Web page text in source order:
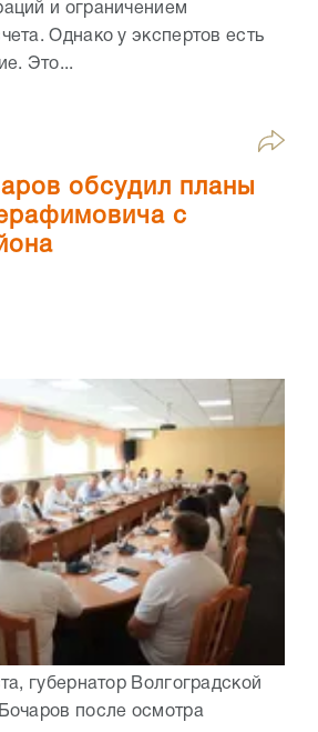
и ограничением
Однако у экспертов есть
Это...
обсудил планы
с
губернатор Волгоградской
после осмотра